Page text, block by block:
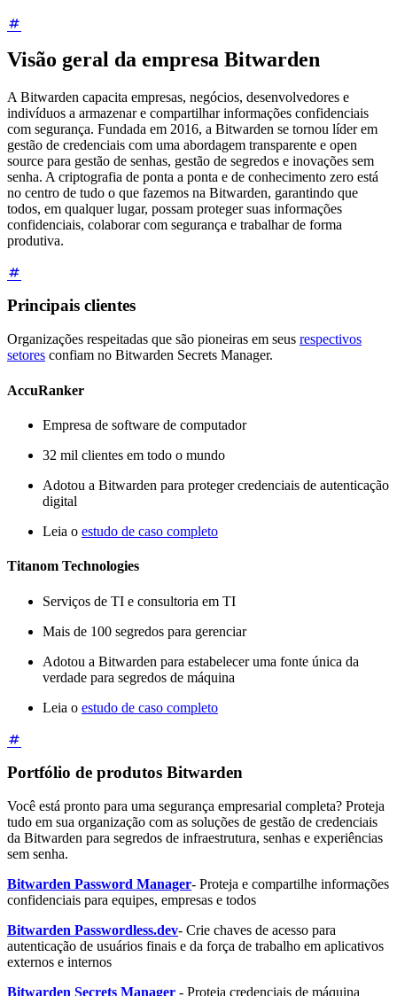
Visão geral da empresa Bitwarden
A Bitwarden capacita empresas, negócios, desenvolvedores e
indivíduos a armazenar e compartilhar informações confidenciais
com segurança. Fundada em 2016, a Bitwarden se tornou líder em
gestão de credenciais com uma abordagem transparente e open
source para gestão de senhas, gestão de segredos e inovações sem
senha. A criptografia de ponta a ponta e de conhecimento zero está
no centro de tudo o que fazemos na Bitwarden, garantindo que
todos, em qualquer lugar, possam proteger suas informações
confidenciais, colaborar com segurança e trabalhar de forma
produtiva.
Principais clientes
Organizações respeitadas que são pioneiras em seus respectivos
setores confiam no Bitwarden Secrets Manager.
AccuRanker
Empresa de software de computador
32 mil clientes em todo o mundo
Adotou a Bitwarden para proteger credenciais de autenticação
digital
Leia o estudo de caso completo
Titanom Technologies
Serviços de TI e consultoria em TI
Mais de 100 segredos para gerenciar
Adotou a Bitwarden para estabelecer uma fonte única da
verdade para segredos de máquina
Leia o estudo de caso completo
Portfólio de produtos Bitwarden
Você está pronto para uma segurança empresarial completa? Proteja
tudo em sua organização com as soluções de gestão de credenciais
da Bitwarden para segredos de infraestrutura, senhas e experiências
sem senha.
Bitwarden Password Manager- Proteja e compartilhe informações
confidenciais para equipes, empresas e todos
Bitwarden Passwordless.dev- Crie chaves de acesso para
autenticação de usuários finais e da força de trabalho em aplicativos
externos e internos
Bitwarden Secrets Manager - Proteja credenciais de máquina